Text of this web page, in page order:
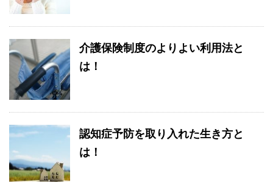
介護保険制度のよりよい利用法と
は！
認知症予防を取り入れた生き方と
は！